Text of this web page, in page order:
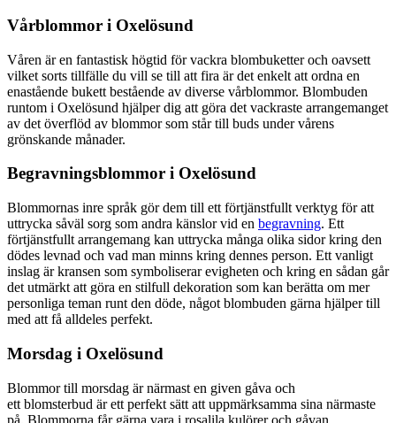
Vårblommor i Oxelösund
Våren är en fantastisk högtid för vackra blombuketter och oavsett
vilket sorts tillfälle du vill se till att fira är det enkelt att ordna en
enastående bukett bestående av diverse vårblommor. Blombuden
runtom i Oxelösund hjälper dig att göra det vackraste arrangemanget
av det överflöd av blommor som står till buds under vårens
grönskande månader.
Begravningsblommor i Oxelösund
Blommornas inre språk gör dem till ett förtjänstfullt verktyg för att
uttrycka såväl sorg som andra känslor vid en begravning. Ett
förtjänstfullt arrangemang kan uttrycka många olika sidor kring den
dödes levnad och vad man minns kring dennes person. Ett vanligt
inslag är kransen som symboliserar evigheten och kring en sådan går
det utmärkt att göra en stilfull dekoration som kan berätta om mer
personliga teman runt den döde, något blombuden gärna hjälper till
med att få alldeles perfekt.
Morsdag i Oxelösund
Blommor till morsdag är närmast en given gåva och
ett blomsterbud är ett perfekt sätt att uppmärksamma sina närmaste
på. Blommorna får gärna vara i rosalila kulörer och gåvan